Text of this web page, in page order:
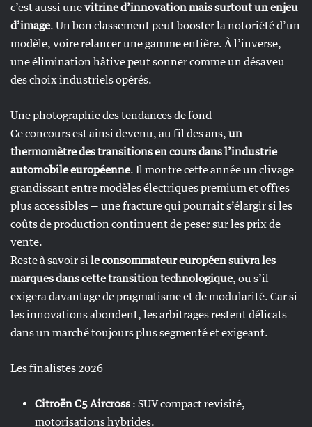
c’est aussi unevitrine d’innovation mais surtout un enjeu
d’image. Un bon classement peut booster la notoriété d’un
modèle, voire relancer une gamme entière. À l’inverse,
une élimination hâtive peut sonner comme un désaveu
des choix industriels opérés.
Une photographie des tendances de fond
Ce concours est ainsi devenu, au fil des ans, un
thermomètre des transitions en cours dans l’industrie
automobile européenne. Il montre cette année un clivage
grandissant entre modèles électriques premium et offres
plus accessibles — une fracture qui pourrait s’élargir si les
coûts de production continuent de peser sur les prix de
vente.
Reste à savoir si le consommateur européen suivra les
marques dans cette transition technologique, ou s’il
exigera davantage de pragmatisme et de modularité. Car si
les innovations abondent, les arbitrages restent délicats
dans un marché toujours plus segmenté et exigeant.
Les finalistes 2026
Citroën C5 Aircross : SUV compact revisité,
motorisations hybrides.